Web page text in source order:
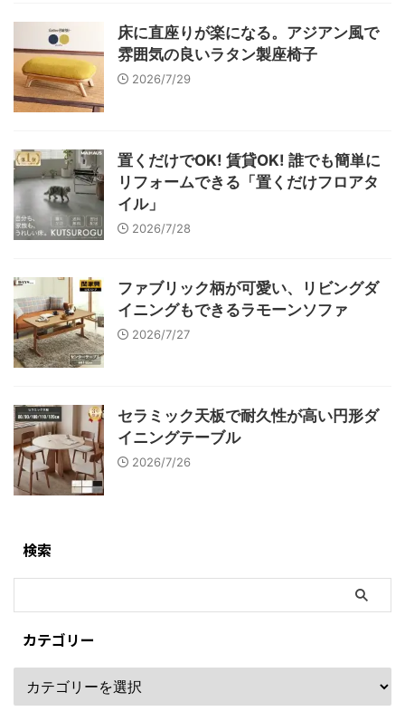
床に直座りが楽になる。アジアン風で
雰囲気の良いラタン製座椅子
2026/7/29
置くだけでOK! 賃貸OK! 誰でも簡単に
リフォームできる「置くだけフロアタ
イル」
2026/7/28
ファブリック柄が可愛い、リビングダ
イニングもできるラモーンソファ
2026/7/27
セラミック天板で耐久性が高い円形ダ
イニングテーブル
2026/7/26
検索
カテゴリー